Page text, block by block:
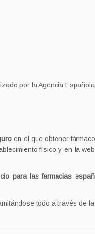
por la Agencia
en el que obtener
físico y en la
para las farmacias
todo a través de